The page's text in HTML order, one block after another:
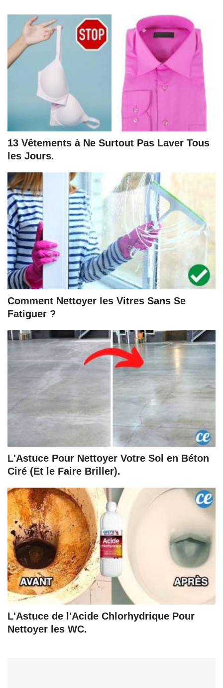
13 Vêtements à Ne Surtout Pas Laver Tous
les Jours.
Comment Nettoyer les Vitres Sans Se
Fatiguer ?
L'Astuce Pour Nettoyer Votre Sol en Béton
Ciré (Et le Faire Briller).
L'Astuce de l'Acide Chlorhydrique Pour
Nettoyer les WC.